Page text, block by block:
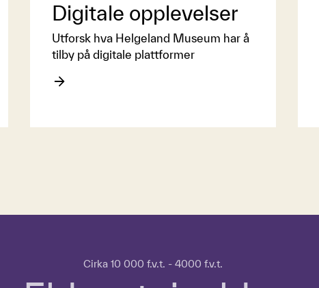
Digitale opplevelser
Utforsk hva Helgeland Museum har å
tilby på digitale plattformer
Cirka 10 000 f.v.t. - 4000 f.v.t.